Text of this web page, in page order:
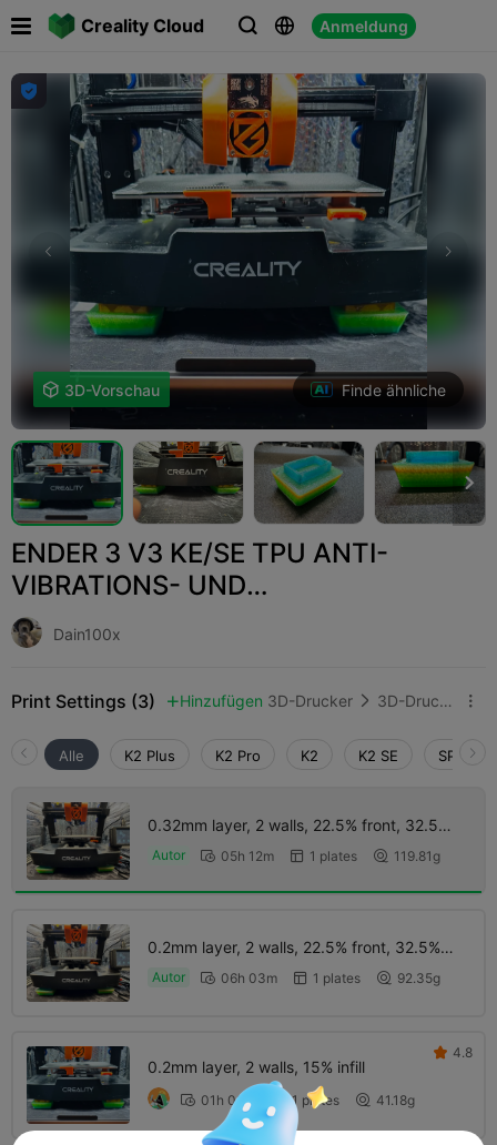
Creality Cloud   Anmeldung
 

 3D-Vorschau Finde ähnliche

ENDER 3 V3 KE/SE TPU ANTI-
VIBRATIONS- UND
DÄMPFUNGSFÜSSE
Dain100x
Print Settings (3)  Hinzufügen 3D-Drucker  3D-Drucker-Teile 
Alle K2 Plus K2 Pro K2 K2 SE SPARKX
0.32mm layer, 2 walls, 22.5% front, 32.5%
Autor  05h 12m  1 plates  119.81g
0.2mm layer, 2 walls, 22.5% front, 32.5%
Autor  06h 03m  1 plates  92.35g
0.2mm layer, 2 walls, 15% infill
 01h 03m  1 plates  41.18g
 4.8